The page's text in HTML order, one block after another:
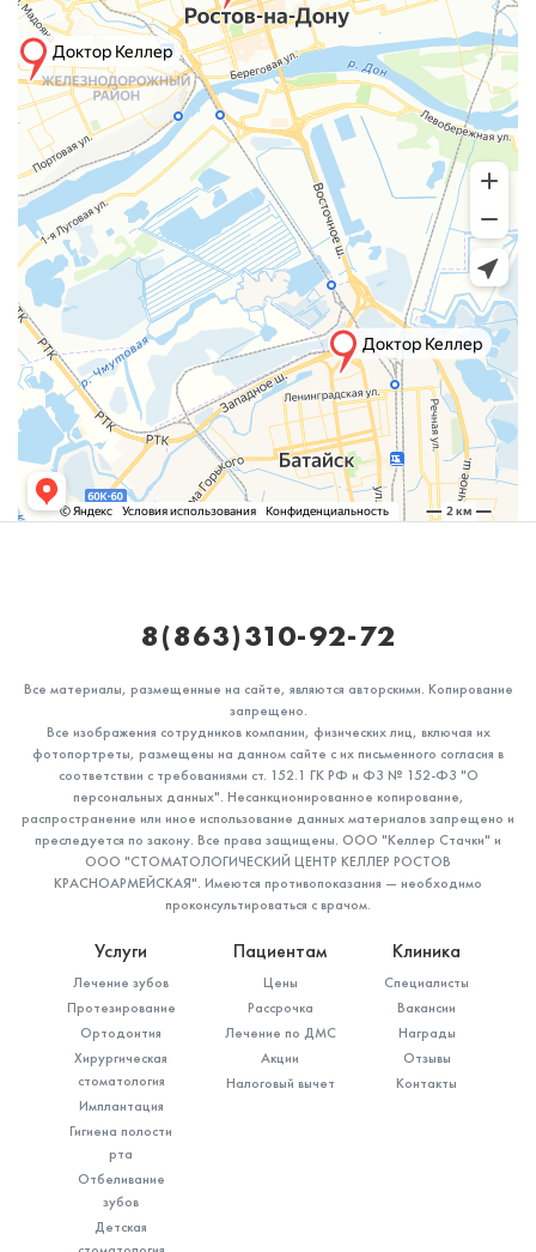
Леонтьева Екатерина Валерьевна
Стоматолог-терапевт
Специальность: детская стоматология
Стаж работы: 13 лет
Титов Дмитрий Павлович
Стоматолог-детский
Специальность: детская стоматология
Стаж работы: 6 лет
8(863)310-92-72
Все материалы, размещенные на сайте, являются авторскими. Копирование
запрещено.
Все изображения сотрудников компании, физических лиц, включая их
фотопортреты, размещены на данном сайте с их письменного согласия в
соответствии с требованиями ст. 152.1 ГК РФ и ФЗ № 152-ФЗ "О
персональных данных". Несанкционированное копирование,
распространение или иное использование данных материалов запрещено и
преследуется по закону. Все права защищены. ООО "Келлер Стачки" и
ООО "СТОМАТОЛОГИЧЕСКИЙ ЦЕНТР КЕЛЛЕР РОСТОВ
КРАСНОАРМЕЙСКАЯ". Имеются противопоказания — необходимо
проконсультироваться с врачом.
Услуги
Лечение зубов
Протезирование
Ортодонтия
Хирургическая
стоматология
Имплантация
Гигиена полости
рта
Отбеливание
зубов
Детская
Пациентам
Цены
Рассрочка
Лечение по ДМС
Акции
Налоговый вычет
Клиника
Специалисты
Вакансии
Награды
Отзывы
Контакты